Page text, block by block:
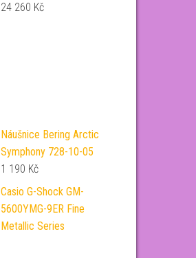
24 260 Kč
Náušnice Bering Arctic
Symphony 728-10-05
1 190 Kč
Casio G-Shock GM-
5600YMG-9ER Fine
Metallic Series